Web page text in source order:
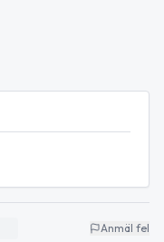
Anmäl fel